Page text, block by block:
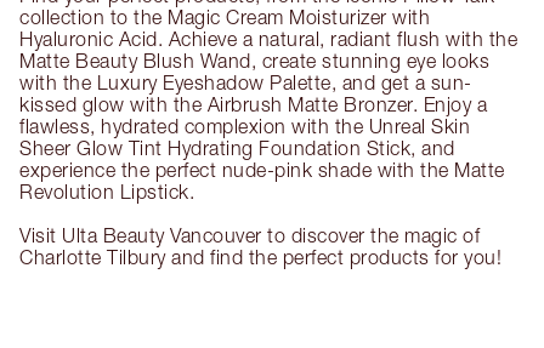
collection to the Magic Cream Moisturizer with
Hyaluronic Acid. Achieve a natural, radiant flush with the
Matte Beauty Blush Wand, create stunning eye looks
with the Luxury Eyeshadow Palette, and get a sun-
kissed glow with the Airbrush Matte Bronzer. Enjoy a
flawless, hydrated complexion with the Unreal Skin
Sheer Glow Tint Hydrating Foundation Stick, and
experience the perfect nude-pink shade with the Matte
Revolution Lipstick.
Visit Ulta Beauty Vancouver to discover the magic of
Charlotte Tilbury and find the perfect products for you!